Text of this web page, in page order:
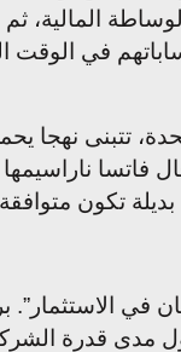
المالية،
في الوقت
تتبنى نهجا
تكون
في
مدى قدرة